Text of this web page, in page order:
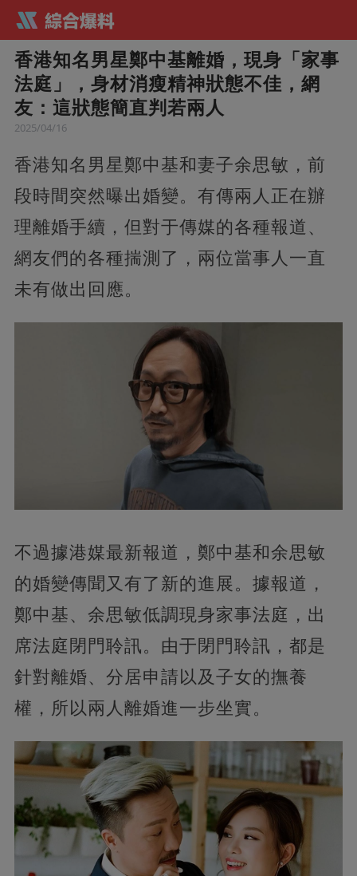
香港知名男星鄭中基離婚，現身「家事
法庭」，身材消瘦精神狀態不佳，網
友：這狀態簡直判若兩人
2025/04/16
香港知名男星鄭中基和妻子余思敏，前
段時間突然曝出婚變。有傳兩人正在辦
理離婚手續，但對于傳媒的各種報道、
網友們的各種揣測了，兩位當事人一直
未有做出回應。
不過據港媒最新報道，鄭中基和余思敏
的婚變傳聞又有了新的進展。據報道，
鄭中基、余思敏低調現身家事法庭，出
席法庭閉門聆訊。由于閉門聆訊，都是
針對離婚、分居申請以及子女的撫養
權，所以兩人離婚進一步坐實。